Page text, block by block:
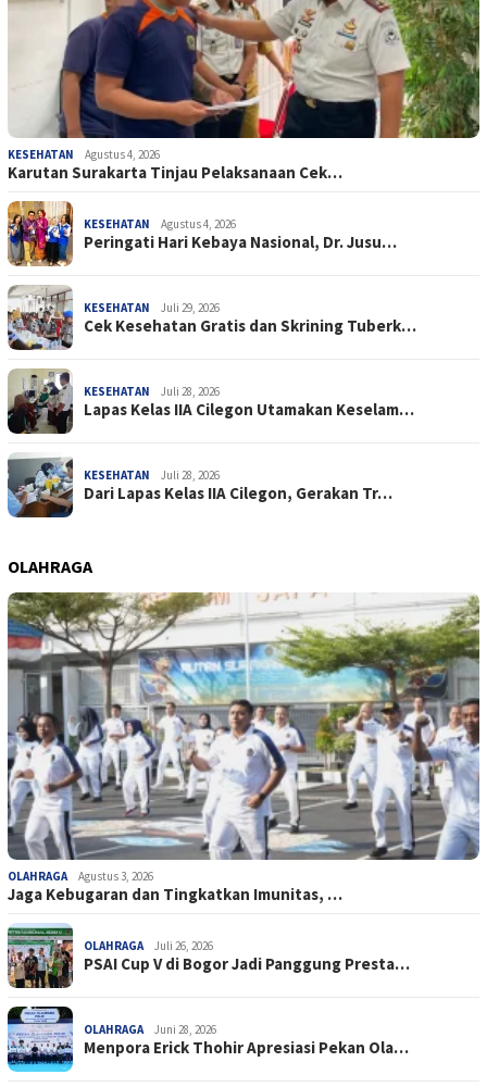
KESEHATAN Agustus 4, 2026
Karutan Surakarta Tinjau Pelaksanaan Cek…
KESEHATAN Agustus 4, 2026
Peringati Hari Kebaya Nasional, Dr. Jusu…
KESEHATAN Juli 29, 2026
Cek Kesehatan Gratis dan Skrining Tuberk…
KESEHATAN Juli 28, 2026
Lapas Kelas IIA Cilegon Utamakan Keselam…
KESEHATAN Juli 28, 2026
Dari Lapas Kelas IIA Cilegon, Gerakan Tr…
OLAHRAGA
OLAHRAGA Agustus 3, 2026
Jaga Kebugaran dan Tingkatkan Imunitas, …
OLAHRAGA Juli 26, 2026
PSAI Cup V di Bogor Jadi Panggung Presta…
OLAHRAGA Juni 28, 2026
Menpora Erick Thohir Apresiasi Pekan Ola…